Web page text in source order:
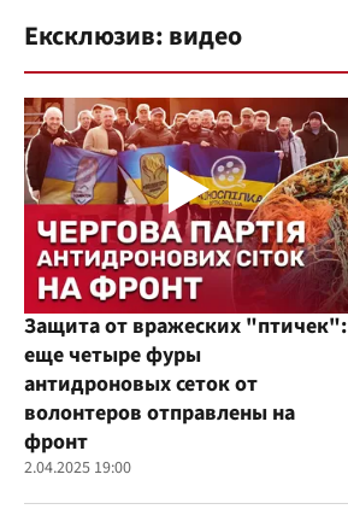
Ексклюзив: видео
Защита от вражеских "птичек":
еще четыре фуры
антидроновых сеток от
волонтеров отправлены на
фронт
2.04.2025 19:00